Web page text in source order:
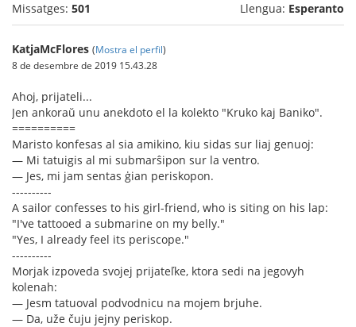
Missatges: 501 Llengua: Esperanto
KatjaMcFlores (Mostra el perfil)
8 de desembre de 2019 15.43.28
Ahoj, prijateli...
Jen ankoraŭ unu anekdoto el la kolekto "Kruko kaj Baniko".
==========
Maristo konfesas al sia amikino, kiu sidas sur liaj genuoj:
— Mi tatuigis al mi submarŝipon sur la ventro.
— Jes, mi jam sentas ġian periskopon.
----------
A sailor confesses to his girl-friend, who is siting on his lap:
"I've tattooed a submarine on my belly."
"Yes, I already feel its periscope."
----------
Morjak izpoveda svojej prijateľke, ktora sedi na jegovyh
kolenah:
— Jesm tatuoval podvodnicu na mojem brjuhe.
— Da, uže čuju jejny periskop.